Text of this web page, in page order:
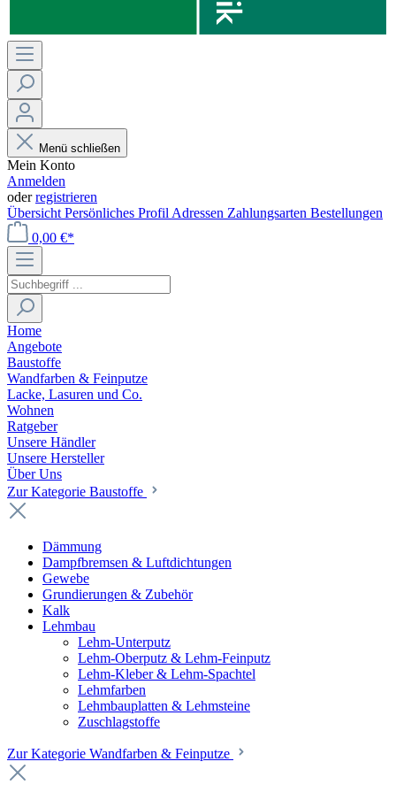
Menü schließen
Mein Konto
Anmelden
oderregistrieren
Übersicht Persönliches Profil Adressen Zahlungsarten Bestellungen
0,00 €*
Home
Angebote
Baustoffe
Wandfarben & Feinputze
Lacke, Lasuren und Co.
Wohnen
Ratgeber
Unsere Händler
Unsere Hersteller
Über Uns
Zur Kategorie Baustoffe
Dämmung
Dampfbremsen & Luftdichtungen
Gewebe
Grundierungen & Zubehör
Kalk
Lehmbau
Lehm-Unterputz
Lehm-Oberputz & Lehm-Feinputz
Lehm-Kleber & Lehm-Spachtel
Lehmfarben
Lehmbauplatten & Lehmsteine
Zuschlagstoffe
Zur Kategorie Wandfarben & Feinputze